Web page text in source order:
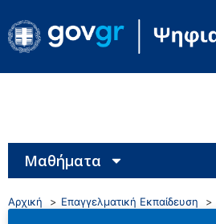
Μαθήματα
Αρχική Επαγγελματική Εκπαίδευση